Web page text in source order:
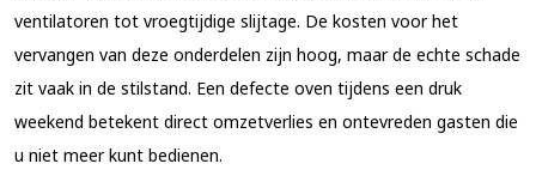
ventilatoren tot vroegtijdige slijtage. De kosten voor het
vervangen van deze onderdelen zijn hoog, maar de echte schade
zit vaak in de stilstand. Een defecte oven tijdens een druk
weekend betekent direct omzetverlies en ontevreden gasten die
u niet meer kunt bedienen.